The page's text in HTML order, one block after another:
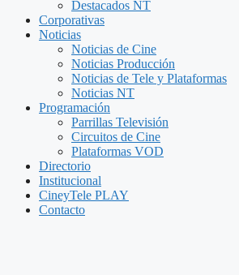
Destacados NT
Corporativas
Noticias
Noticias de Cine
Noticias Producción
Noticias de Tele y Plataformas
Noticias NT
Programación
Parrillas Televisión
Circuitos de Cine
Plataformas VOD
Directorio
Institucional
CineyTele PLAY
Contacto